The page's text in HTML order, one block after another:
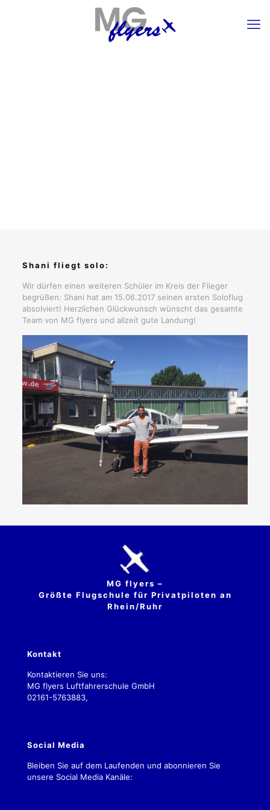
Shani fliegt solo:
Wir dürfen einen weiteren Schüler im Kreis der Flieger
begrüßen: Shani hat am 15.06.2017 seinen ersten Soloflug
absolviert! Herzlichen Glückwunsch wünscht das gesamte
Team von MG flyers und allzeit gute Landung!
MG flyers –
Größte Flugschule für Privatpiloten an
Rhein/Ruhr
Kontakt
Kontaktieren Sie uns:
MG flyers Luftfahrerschule GmbH
02161-5763883,
Social Media
Bleiben Sie auf dem Laufenden und abonnieren Sie
unsere Social Media Kanäle: